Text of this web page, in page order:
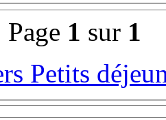
Page 1 sur 1
Petits